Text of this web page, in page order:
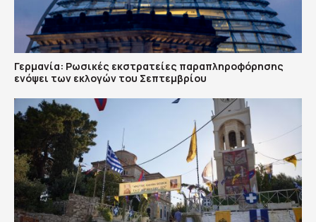
Γερμανία: Ρωσικές εκστρατείες παραπληροφόρησης
ενόψει των εκλογών του Σεπτεμβρίου